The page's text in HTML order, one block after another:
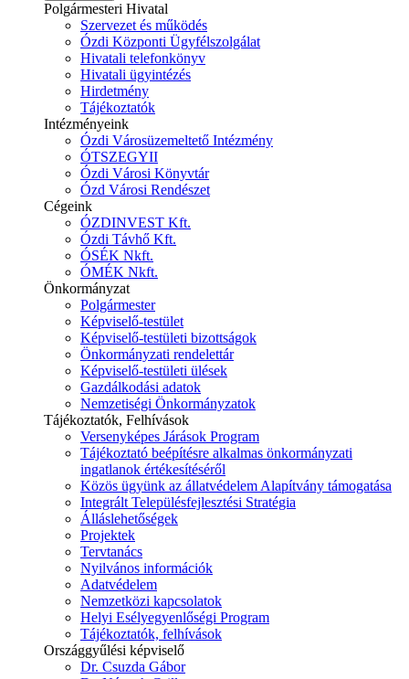
Polgármesteri Hivatal
Szervezet és működés
Ózdi Központi Ügyfélszolgálat
Hivatali telefonkönyv
Hivatali ügyintézés
Hirdetmény
Tájékoztatók
Intézményeink
Ózdi Városüzemeltető Intézmény
ÓTSZEGYII
Ózdi Városi Könyvtár
Ózd Városi Rendészet
Cégeink
ÓZDINVEST Kft.
Ózdi Távhő Kft.
ÓSÉK Nkft.
ÓMÉK Nkft.
Önkormányzat
Polgármester
Képviselő-testület
Képviselő-testületi bizottságok
Önkormányzati rendelettár
Képviselő-testületi ülések
Gazdálkodási adatok
Nemzetiségi Önkormányzatok
Tájékoztatók, Felhívások
Versenyképes Járások Program
Tájékoztató beépítésre alkalmas önkormányzati
ingatlanok értékesítéséről
Közös ügyünk az állatvédelem Alapítvány támogatása
Integrált Településfejlesztési Stratégia
Álláslehetőségek
Projektek
Tervtanács
Nyilvános információk
Adatvédelem
Nemzetközi kapcsolatok
Helyi Esélyegyenlőségi Program
Tájékoztatók, felhívások
Országgyűlési képviselő
Dr. Csuzda Gábor